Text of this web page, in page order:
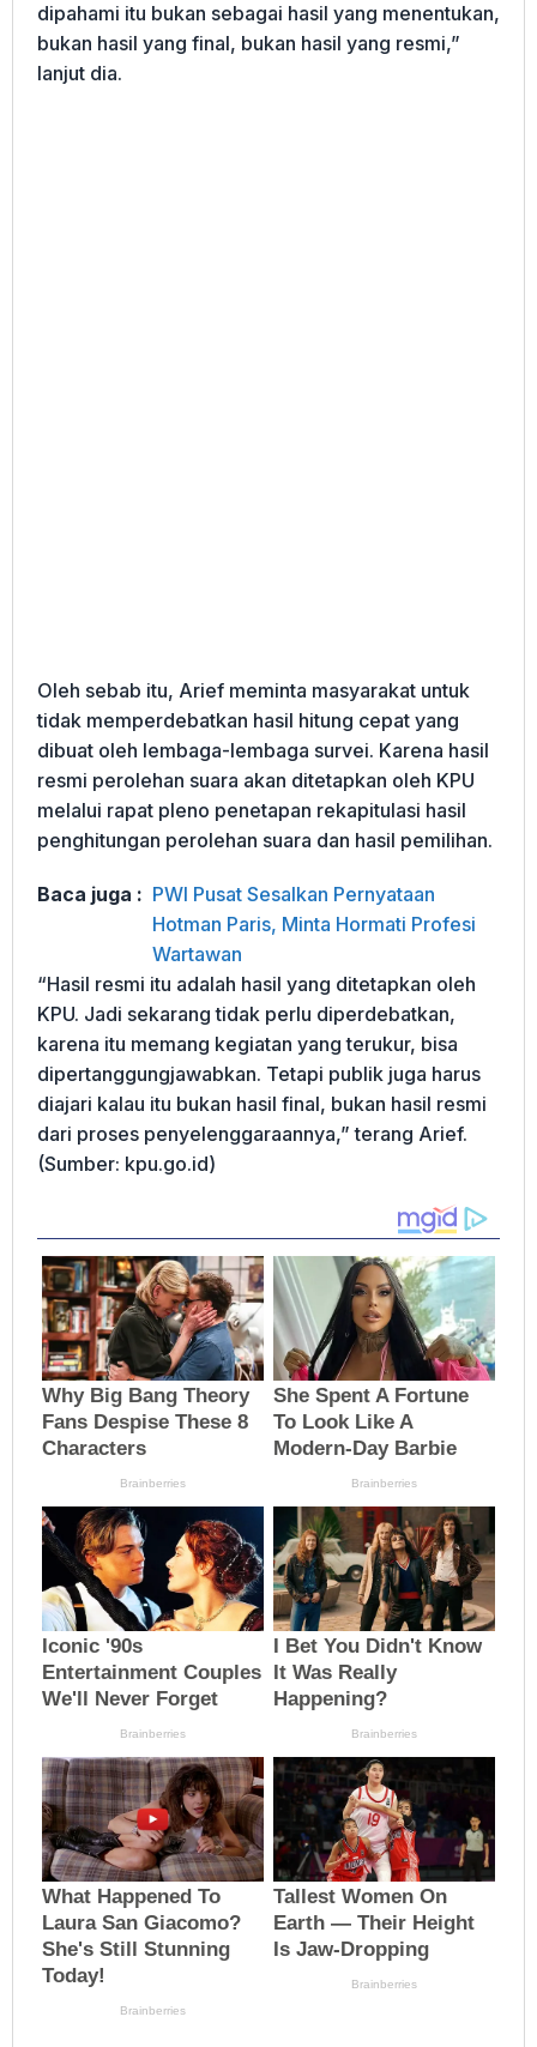
dipahami itu bukan sebagai hasil yang menentukan,
bukan hasil yang final, bukan hasil yang resmi,”
lanjut dia.
Oleh sebab itu, Arief meminta masyarakat untuk
tidak memperdebatkan hasil hitung cepat yang
dibuat oleh lembaga-lembaga survei. Karena hasil
resmi perolehan suara akan ditetapkan oleh KPU
melalui rapat pleno penetapan rekapitulasi hasil
penghitungan perolehan suara dan hasil pemilihan.
Baca juga : PWI Pusat Sesalkan Pernyataan
Hotman Paris, Minta Hormati Profesi
Wartawan
“Hasil resmi itu adalah hasil yang ditetapkan oleh
KPU. Jadi sekarang tidak perlu diperdebatkan,
karena itu memang kegiatan yang terukur, bisa
dipertanggungjawabkan. Tetapi publik juga harus
diajari kalau itu bukan hasil final, bukan hasil resmi
dari proses penyelenggaraannya,” terang Arief.
(Sumber: kpu.go.id)